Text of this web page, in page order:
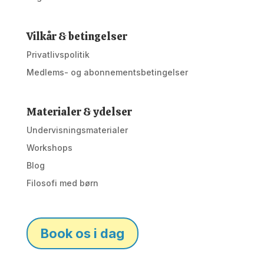
Vilkår & betingelser
Privatlivspolitik
Medlems- og abonnementsbetingelser
Materialer & ydelser
Undervisningsmaterialer
Workshops
Blog
Filosofi med børn
Book os i dag